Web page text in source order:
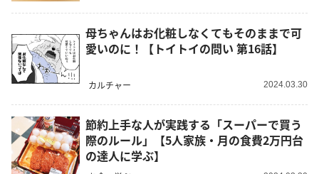
母ちゃんはお化粧しなくてもそのままで可
愛いのに！【トイトイの問い 第16話】
カルチャー 2024.03.30
節約上手な人が実践する「スーパーで買う
際のルール」【5人家族・月の食費2万円台
の達人に学ぶ】